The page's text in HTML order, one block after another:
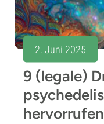
2. Juni 2025
9 (legale)
hervorrufen